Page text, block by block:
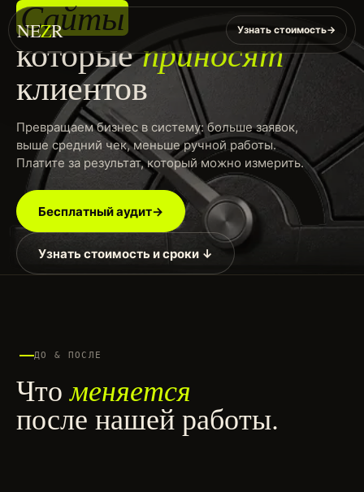
NEZR Узнать стоимость→
Сайты
Сайты
которыеприносят
клиентов
Превращаем бизнес в систему: больше заявок,
выше средний чек, меньше ручной работы.
Платите за результат, который можно измерить.
Бесплатный аудит→
Узнать стоимость и сроки ↓
ДО & ПОСЛЕ
Чтоменяется
после нашей работы.